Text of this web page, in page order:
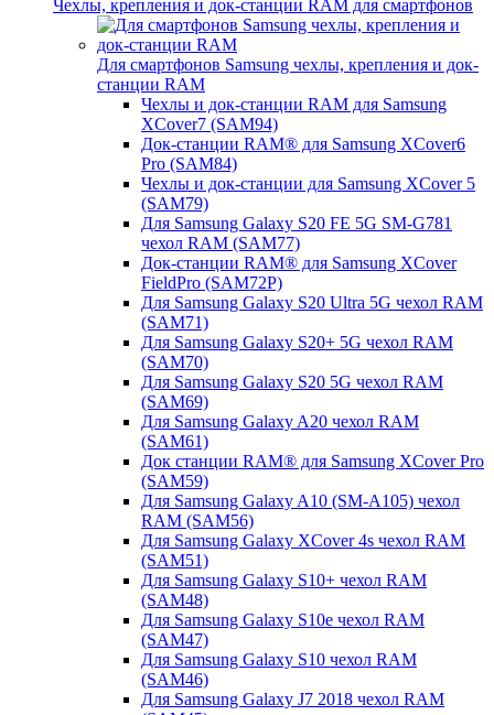
Чехлы, крепления и док-станции RAM для смартфонов
Для смартфонов Samsung чехлы, крепления и док-
станции RAM
Чехлы и док-станции RAM для Samsung
XCover7 (SAM94)
Док-станции RAM® для Samsung XCover6
Pro (SAM84)
Чехлы и док-станции для Samsung XCover 5
(SAM79)
Для Samsung Galaxy S20 FE 5G SM-G781
чехол RAM (SAM77)
Док-станции RAM® для Samsung XCover
FieldPro (SAM72P)
Для Samsung Galaxy S20 Ultra 5G чехол RAM
(SAM71)
Для Samsung Galaxy S20+ 5G чехол RAM
(SAM70)
Для Samsung Galaxy S20 5G чехол RAM
(SAM69)
Для Samsung Galaxy A20 чехол RAM
(SAM61)
Док станции RAM® для Samsung XCover Pro
(SAM59)
Для Samsung Galaxy A10 (SM-A105) чехол
RAM (SAM56)
Для Samsung Galaxy XCover 4s чехол RAM
(SAM51)
Для Samsung Galaxy S10+ чехол RAM
(SAM48)
Для Samsung Galaxy S10e чехол RAM
(SAM47)
Для Samsung Galaxy S10 чехол RAM
(SAM46)
Для Samsung Galaxy J7 2018 чехол RAM